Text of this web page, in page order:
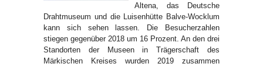
Altena, das Deutsche
Drahtmuseum und die Luisenhütte Balve-Wocklum
kann sich sehen lassen. Die Besucherzahlen
stiegen gegenüber 2018 um 16 Prozent. An den drei
Standorten der Museen in Trägerschaft des
Märkischen Kreises wurden 2019 zusammen